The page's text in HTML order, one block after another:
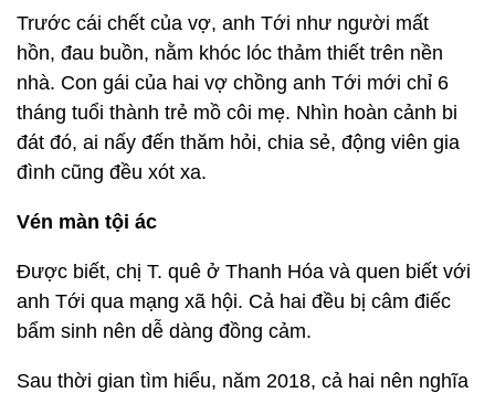
Trước cái chết của vợ, anh Tới như người mất
hồn, đau buồn, nằm khóc lóc thảm thiết trên nền
nhà. Con gái của hai vợ chồng anh Tới mới chỉ 6
tháng tuổi thành trẻ mồ côi mẹ. Nhìn hoàn cảnh bi
đát đó, ai nấy đến thăm hỏi, chia sẻ, động viên gia
đình cũng đều xót xa.
Vén màn tội ác
Được biết, chị T. quê ở Thanh Hóa và quen biết với
anh Tới qua mạng xã hội. Cả hai đều bị câm điếc
bẩm sinh nên dễ dàng đồng cảm.
Sau thời gian tìm hiểu, năm 2018, cả hai nên nghĩa